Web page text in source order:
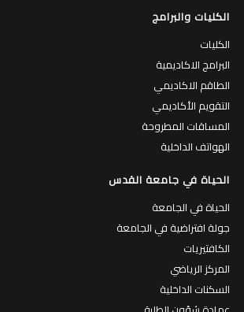
الكليات والبرامج
الكليات
البرامج الاكاديمية
الطاقم الاكاديمي
التقويم الأكاديمي
المساقات المطروحة
الهواتف الداخلية
الحياة في جامعة القدس
الحياة في الجامعة
جولة افتراضية في الجامعة
الكافتيريات
المركز الرياضي
السكنات الداخلية